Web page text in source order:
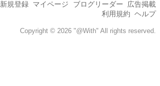
新規登録 マイページ ブログリーダー
広告掲載
利用規約 ヘルプ
Copyright © 2026 "@With" All rights reserved.